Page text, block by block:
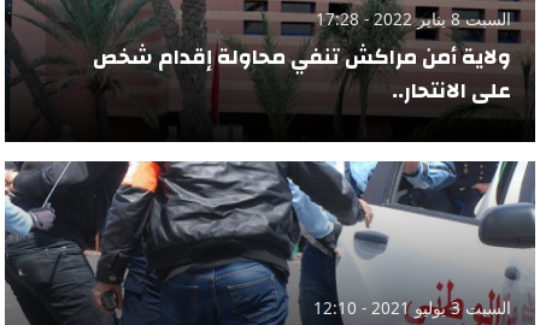
السبت 8 يناير 2022 - 17:28
ولاية أمن مراكش تنفي محاولة إقدام شخص
على الانتحار..
السبت 3 يوليو 2021 - 12:10